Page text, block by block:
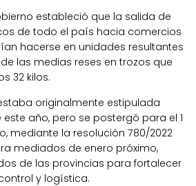
estableció que la salida de
de todo el país hacia comercios
hacerse en unidades resultantes
las medias reses en trozos que
32 kilos.
originalmente estipulada
este año, pero se postergó para el 1
mediante la resolución 780/2022
mediados de enero próximo,
de las provincias para fortalecer
y logística.